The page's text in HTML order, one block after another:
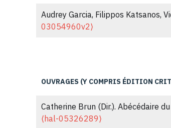
Cécile Rabot. Infographie.
03219516⟩
Audrey Garcia, Filippos Katsanos,
03054960v2⟩
OUVRAGES (Y COMPRIS ÉDITION
Catherine Brun (Dir.). Abécédaire
⟨hal-05326289⟩